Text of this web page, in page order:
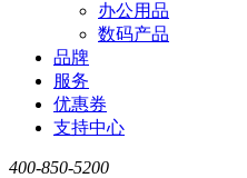
办公用品
数码产品
品牌
服务
优惠券
支持中心
400-850-5200